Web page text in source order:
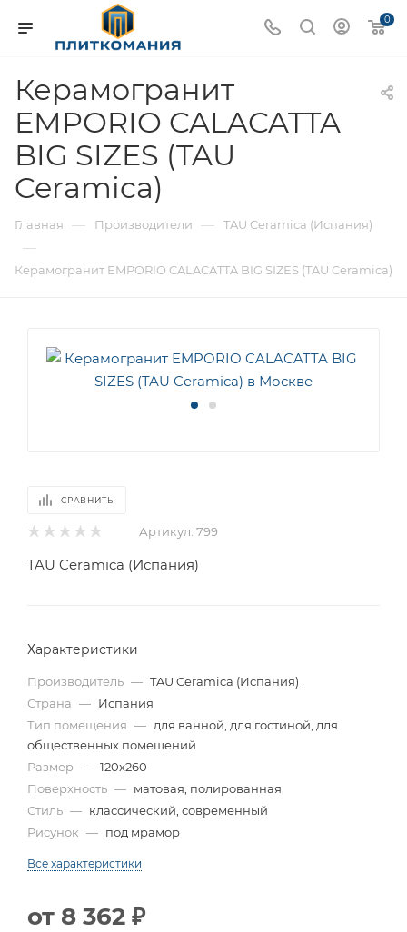
0
Керамогранит
EMPORIO CALACATTA
BIG SIZES (TAU
Ceramica)
Главная — Производители — TAU Ceramica (Испания)
—
Керамогранит EMPORIO CALACATTA BIG SIZES (TAU Ceramica)
СРАВНИТЬ
Артикул: 799
TAU Ceramica (Испания)
Характеристики
Производитель — TAU Ceramica (Испания)
Страна — Испания
Тип помещения — для ванной, для гостиной, для
общественных помещений
Размер — 120x260
Поверхность — матовая, полированная
Стиль — классический, современный
Рисунок — под мрамор
Все характеристики
от 8 362 ₽